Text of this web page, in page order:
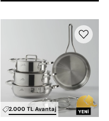
2.000 TL Avantaj
Jumbo
Capello
Parça
İndüksiyon
Tabanlı
Tencere
Seti